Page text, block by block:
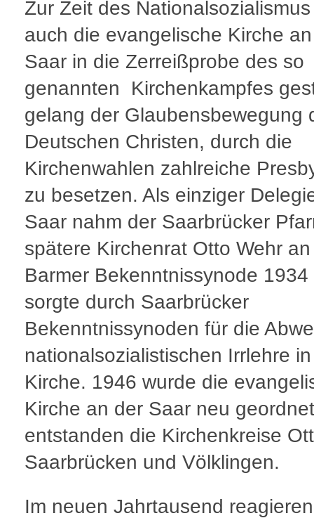
Zur Zeit des
auch die evangelische Kirche
Saar in die Zerreißprobe des so
genannten Kirchenkampfes
gelang der Glaubensbewegung
Deutschen Christen, durch die
Kirchenwahlen zahlreiche
zu besetzen. Als einziger
Saar nahm der Saarbrücker
spätere Kirchenrat Otto Wehr
Barmer Bekenntnissynode 1934
sorgte durch Saarbrücker
Bekenntnissynoden für die
nationalsozialistischen Irrlehre
Kirche. 1946 wurde die
Kirche an der Saar neu
entstanden die Kirchenkreise
Saarbrücken und Völklingen.
Im neuen Jahrtausend